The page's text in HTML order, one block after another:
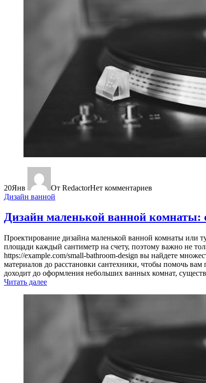
20Янв От RedactorНет комментариев
Дизайн ванной
Дизайн маленькой ванной комнаты:
Проектирование дизайна маленькой ванной комнаты или
площади каждый сантиметр на счету, поэтому важно не
https://example.com/small-bathroom-design вы найдете
материалов до расстановки сантехники, чтобы помочь
доходит до оформления небольших ванных комнат,
Читать далее